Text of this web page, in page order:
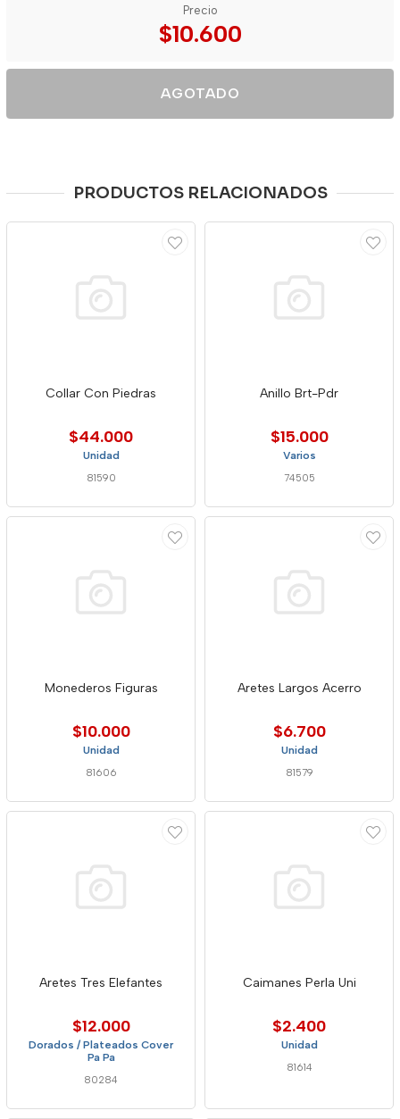
Precio
$10.600
AGOTADO
PRODUCTOS RELACIONADOS
Collar Con Piedras
$44.000
Unidad
81590
Anillo Brt-Pdr
$15.000
Varios
74505
Monederos Figuras
$10.000
Unidad
81606
Aretes Largos Acerro
$6.700
Unidad
81579
Aretes Tres Elefantes
$12.000
Dorados / Plateados Cover
Pa Pa
80284
Caimanes Perla Uni
$2.400
Unidad
81614